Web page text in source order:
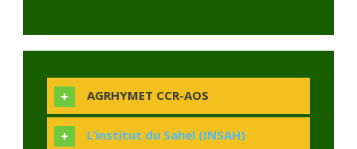
AGRHYMET CCR-AOS
L’institut du Sahel (INSAH)